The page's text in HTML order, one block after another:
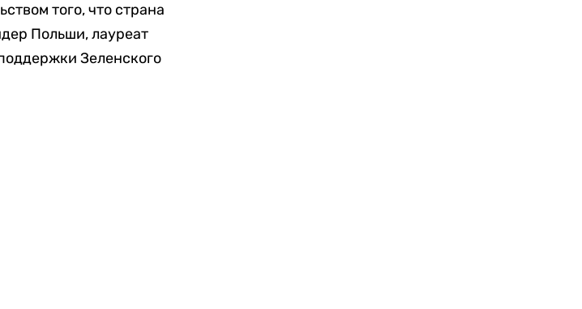
того, что страна
Польши, лауреат
Зеленского